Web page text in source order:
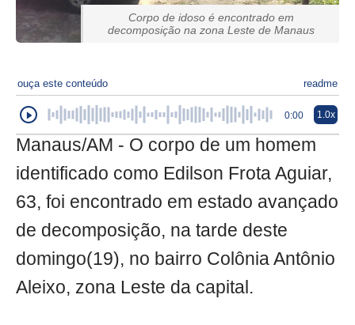
Corpo de idoso é encontrado em
decomposição na zona Leste de Manaus
ouça este conteúdo readme
0:00 1.0x
Manaus/AM - O corpo de um homem
identificado como Edilson Frota Aguiar,
63, foi encontrado em estado avançado
de decomposição, na tarde deste
domingo(19), no bairro Colônia Antônio
Aleixo, zona Leste da capital.